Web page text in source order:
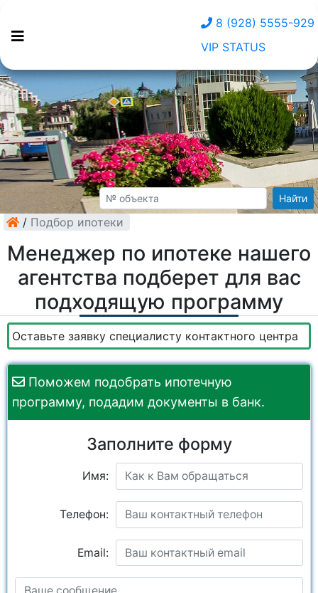
8 (928) 5555-929
VIP STATUS
Найти
/ Подбор ипотеки
Менеджер по ипотеке нашего
агентства подберет для вас
подходящую программу
Оставьте заявку специалисту контактного центра
Поможем подобрать ипотечную
программу, подадим документы в банк.
Заполните форму
Имя:
Телефон:
Email: